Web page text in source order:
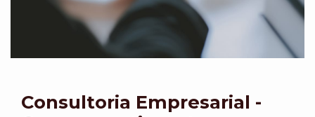
Consultoria Empresarial -